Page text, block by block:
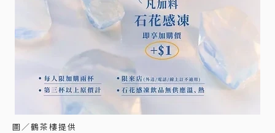
圖／鶴茶樓提供